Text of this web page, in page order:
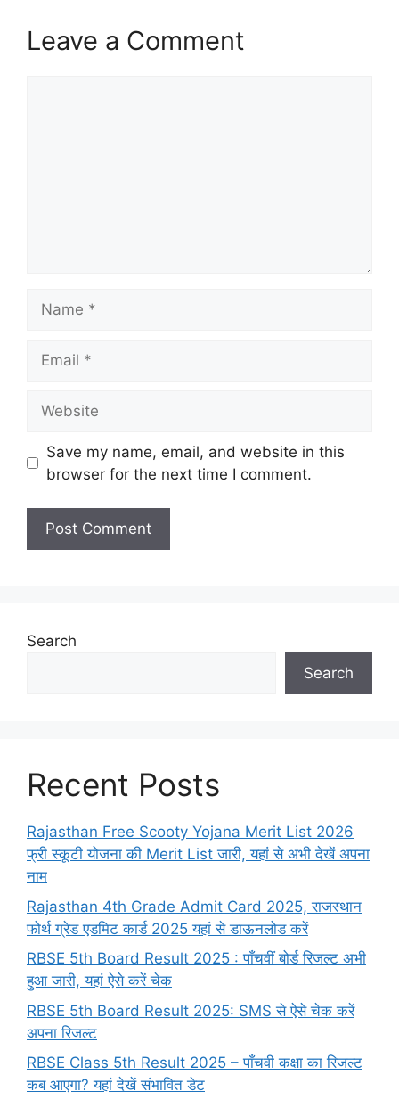
Leave a Comment
Save my name, email, and website in this
browser for the next time I comment.
Search
Search
Recent Posts
Rajasthan Free Scooty Yojana Merit List 2026
फ्री स्कूटी योजना की Merit List जारी, यहां से अभी देखें अपना
नाम
Rajasthan 4th Grade Admit Card 2025, राजस्थान
फोर्थ ग्रेड एडमिट कार्ड 2025 यहां से डाऊनलोड करें
RBSE 5th Board Result 2025 : पाँचवीं बोर्ड रिजल्ट अभी
हुआ जारी, यहां ऐसे करें चेक
RBSE 5th Board Result 2025: SMS से ऐसे चेक करें
अपना रिजल्ट
RBSE Class 5th Result 2025 – पाँचवी कक्षा का रिजल्ट
कब आएगा? यहां देखें संभावित डेट